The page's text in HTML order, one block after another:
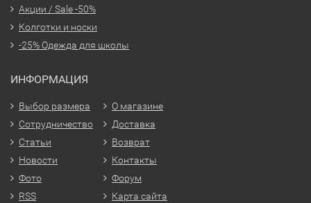
Акции / Sale -50%
Колготки и носки
-25% Одежда для школы
ИНФОРМАЦИЯ
Выбор размера
Сотрудничество
Статьи
Новости
Фото
RSS
О магазине
Доставка
Возврат
Контакты
Форум
Карта сайта